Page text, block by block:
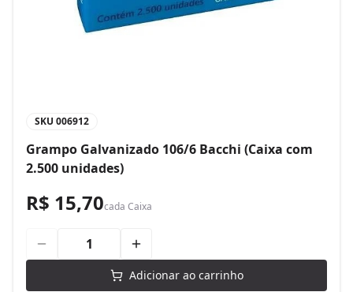
SKU 006912
Grampo Galvanizado 106/6 Bacchi (Caixa com
2.500 unidades)
R$ 15,70cada Caixa
Adicionar ao carrinho